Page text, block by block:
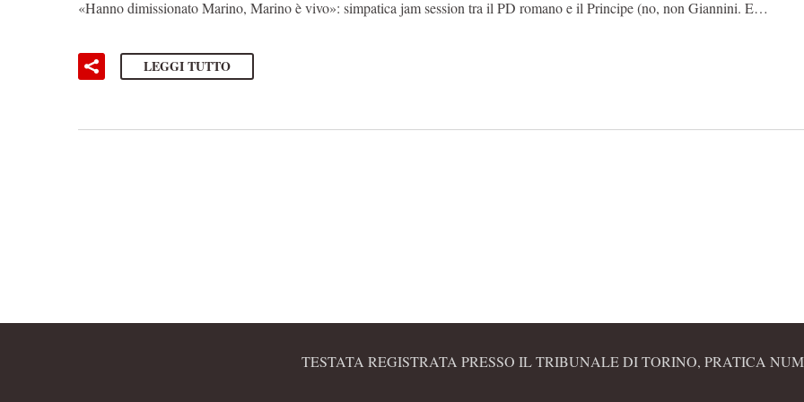
«Hanno dimissionato Marino, Marino è vivo»: simpatica jam session tra il PD romano e il Principe (no, non Giannini. E…
LEGGI TUTTO
TESTATA REGISTRATA PRESSO IL TRIBUNALE DI TORINO, PRATICA